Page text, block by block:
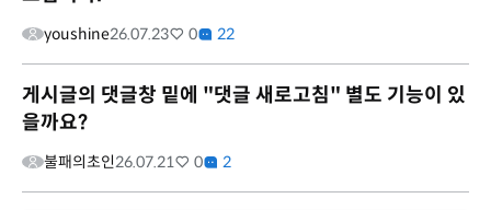
youshine26.07.23 0 22
게시글의 댓글창 밑에 "댓글 새로고침" 별도 기능이 있
을까요?
불패의초인26.07.21 0 2